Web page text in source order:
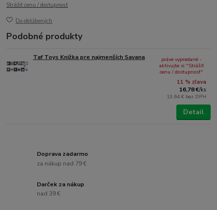
Strážiť cenu / dostupnosť
Do obľúbených
Podobné produkty
Taf Toys Knižka pre najmenších Savana
11 % zľava
16,78 €/ks
13,64 € bez DPH
práve vypredané -
aktivujte si "Strážiť
cenu / dostupnosť"
Detail
Doprava zadarmo
za nákup nad 79 €
Darček za nákup
nad 39 €